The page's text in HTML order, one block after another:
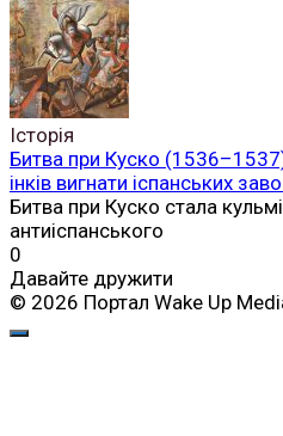
Історія
Битва при Куско
інків вигнати іспанських
Битва при Куско стала
антиіспанського
0
Давайте дружити
© 2026 Портал Wake Up